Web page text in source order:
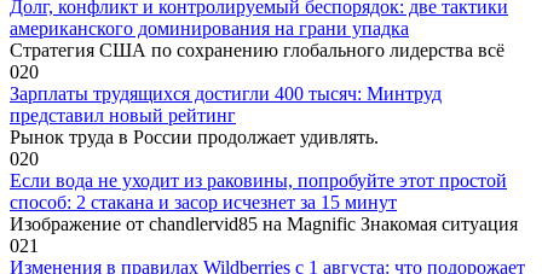
Долг, конфликт и контролируемый беспорядок: две тактики
американского доминирования на грани упадка
Стратегия США по сохранению глобального лидерства всё
020
Зарплаты трудящихся достигли 400 тысяч: Минтруд
представил новый рейтинг
Рынок труда в России продолжает удивлять.
020
Если вода не уходит из раковины, попробуйте этот простой
способ: 2 стакана и засор исчезнет за 15 минут
Изображение от chandlervid85 на Magnific Знакомая ситуация
021
Изменения в правилах Wildberries с 1 августа: что подорожает